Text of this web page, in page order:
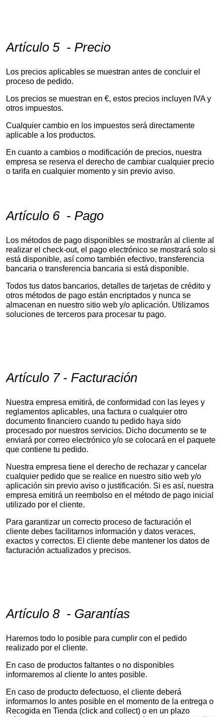
Artículo 5 - Precio
Los precios aplicables se muestran antes de concluir el
proceso de pedido.
Los precios se muestran en €, estos precios incluyen IVA y
otros impuestos.
Cualquier cambio en los impuestos será directamente
aplicable a los productos.
En cuanto a cambios o modificación de precios, nuestra
empresa se reserva el derecho de cambiar cualquier precio
o tarifa en cualquier momento y sin previo aviso.
Artículo 6 - Pago
Los métodos de pago disponibles se mostrarán al cliente al
realizar el check-out, el pago electrónico se mostrará solo si
está disponible, así como también efectivo, transferencia
bancaria o transferencia bancaria si está disponible.
Todos tus datos bancarios, detalles de tarjetas de crédito y
otros métodos de pago están encriptados y nunca se
almacenan en nuestro sitio web y/o aplicación. Utilizamos
soluciones de terceros para procesar tu pago.
Artículo 7 - Facturación
Nuestra empresa emitirá, de conformidad con las leyes y
reglamentos aplicables, una factura o cualquier otro
documento financiero cuando tu pedido haya sido
procesado por nuestros servicios. Dicho documento se te
enviará por correo electrónico y/o se colocará en el paquete
que contiene tu pedido.
Nuestra empresa tiene el derecho de rechazar y cancelar
cualquier pedido que se realice en nuestro sitio web y/o
aplicación sin previo aviso o justificación. Si es así, nuestra
empresa emitirá un reembolso en el método de pago inicial
utilizado por el cliente.
Para garantizar un correcto proceso de facturación el
cliente debes facilitarnos información y datos veraces,
exactos y correctos. El cliente debe mantener los datos de
facturación actualizados y precisos.
Artículo 8 - Garantías
Haremos todo lo posible para cumplir con el pedido
realizado por el cliente.
En caso de productos faltantes o no disponibles
informaremos al cliente lo antes posible.
En caso de producto defectuoso, el cliente deberá
informarnos lo antes posible en el momento de la entrega o
Recogida en Tienda (click and collect) o en un plazo